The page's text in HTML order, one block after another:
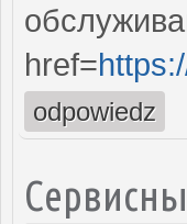
href=
odpowiedz